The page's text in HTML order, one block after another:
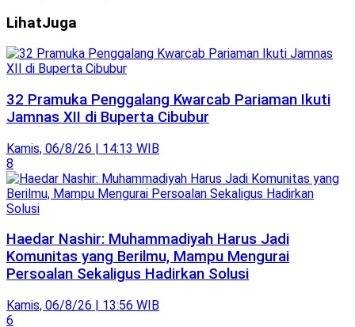
LihatJuga
32 Pramuka Penggalang Kwarcab Pariaman Ikuti
Jamnas XII di Buperta Cibubur
Kamis, 06/8/26 | 14:13 WIB
8
Haedar Nashir: Muhammadiyah Harus Jadi
Komunitas yang Berilmu, Mampu Mengurai
Persoalan Sekaligus Hadirkan Solusi
Kamis, 06/8/26 | 13:56 WIB
6